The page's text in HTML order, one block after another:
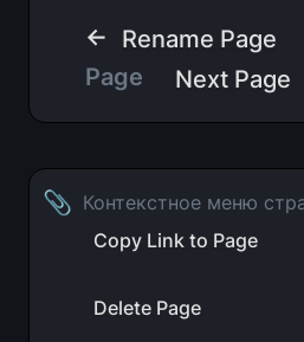
← Rename Page
Page
Next Page
📎 Контекстное меню
Copy Link to Page
Delete Page